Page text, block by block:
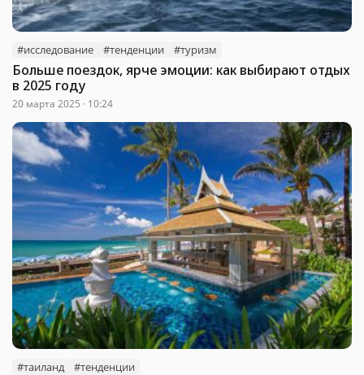
#исследование #тенденции #туризм
Больше поездок, ярче эмоции: как выбирают отдых
в 2025 году
20 марта 2025 · 10:24
#таиланд #тенденции